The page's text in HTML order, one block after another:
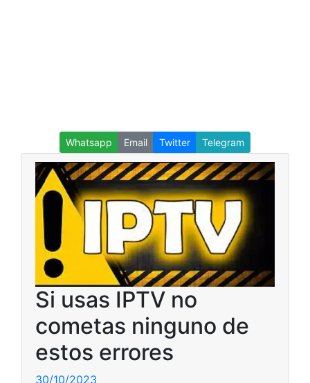
Whatsapp Email Twitter Telegram
Si usas IPTV no
cometas ninguno de
estos errores
30/10/2023